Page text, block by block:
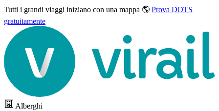
Tutti i grandi viaggi iniziano con una mappa 🌎 Prova DOTS
gratuitamente
Alberghi